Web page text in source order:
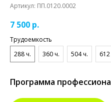
Артикул: ПП.0120.0002
7 500 р.
Трудоемкость
288 ч.
360 ч. 504 ч. 612
Программа